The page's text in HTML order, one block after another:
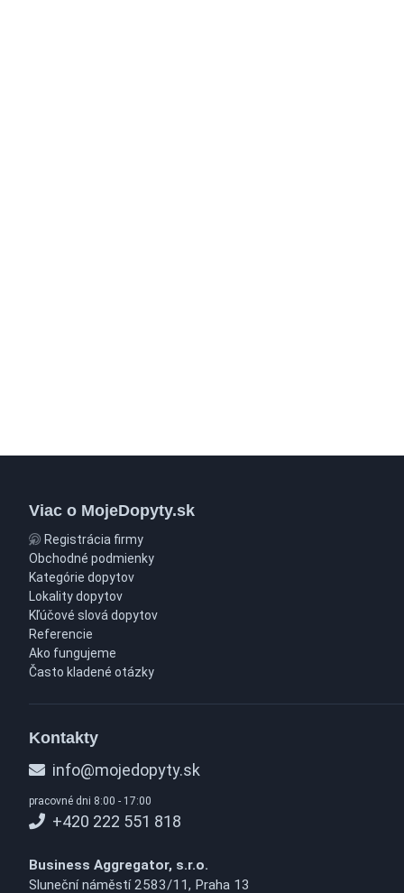
Viac o MojeDopyty.sk
Registrácia firmy
Obchodné podmienky
Kategórie dopytov
Lokality dopytov
Kľúčové slová dopytov
Referencie
Ako fungujeme
Často kladené otázky
Kontakty
info@mojedopyty.sk
pracovné dni 8:00 - 17:00
+420 222 551 818
Business Aggregator, s.r.o.
Sluneční náměstí 2583/11, Praha 13